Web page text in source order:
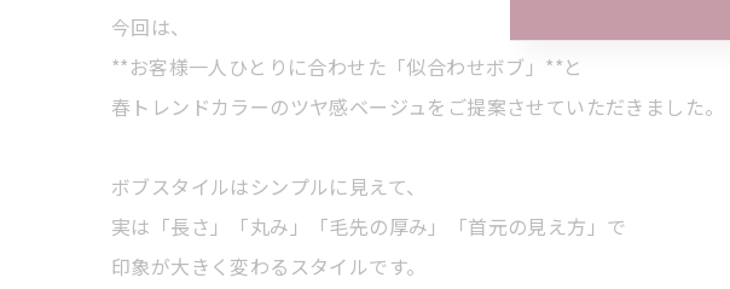
今回は、
**お客様一人ひとりに合わせた「似合わせボブ」**と
春トレンドカラーのツヤ感ベージュをご提案させていただきました。
ボブスタイルはシンプルに見えて、
実は「長さ」「丸み」「毛先の厚み」「首元の見え方」で
印象が大きく変わるスタイルです。